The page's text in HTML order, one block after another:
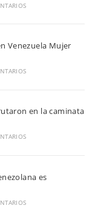
Venezuela Mujer
en la caminata
es